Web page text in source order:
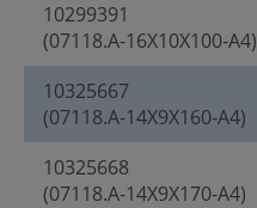
10299391
(07118.A-16X10X100-A4)
10325667
(07118.A-14X9X160-A4)
10325668
(07118.A-14X9X170-A4)